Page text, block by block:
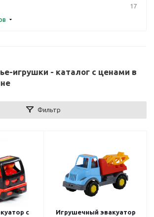
17
игрушки - каталог с ценами в
Фильтр
с
Игрушечный эвакуатор